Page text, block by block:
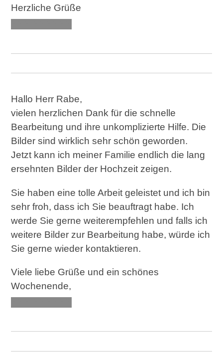
Herzliche Grüße
Hallo Herr Rabe,
vielen herzlichen Dank für die schnelle
Bearbeitung und ihre unkomplizierte Hilfe. Die
Bilder sind wirklich sehr schön geworden.
Jetzt kann ich meiner Familie endlich die lang
ersehnten Bilder der Hochzeit zeigen.
Sie haben eine tolle Arbeit geleistet und ich bin
sehr froh, dass ich Sie beauftragt habe. Ich
werde Sie gerne weiterempfehlen und falls ich
weitere Bilder zur Bearbeitung habe, würde ich
Sie gerne wieder kontaktieren.
Viele liebe Grüße und ein schönes
Wochenende,